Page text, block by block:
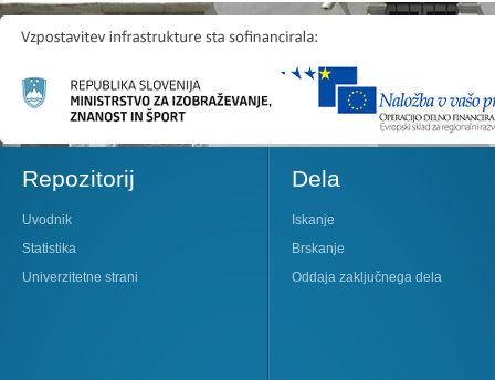
Repozitorij
Uvodnik
Statistika
Univerzitetne strani
Dela
Iskanje
Brskanje
Oddaja zaključnega dela